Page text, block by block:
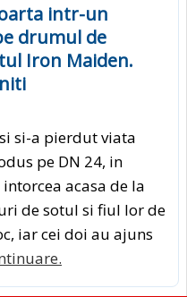
intr-un
drumul de
Iron Maiden.
si-a pierdut viata
pe DN 24, in
acasa de la
de sotul si fiul lor de
iar cei doi au ajuns